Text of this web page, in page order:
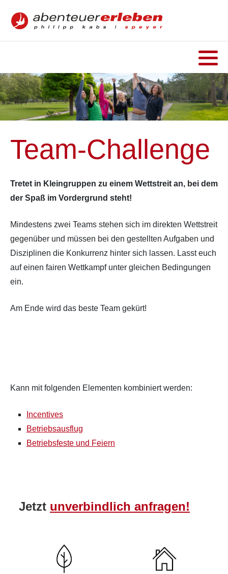
Team-Challenge
Tretet in Kleingruppen zu einem Wettstreit an, bei dem
der Spaß im Vordergrund steht!
Mindestens zwei Teams stehen sich im direkten Wettstreit
gegenüber und müssen bei den gestellten Aufgaben und
Disziplinen die Konkurrenz hinter sich lassen. Lasst euch
auf einen fairen Wettkampf unter gleichen Bedingungen
ein.
Am Ende wird das beste Team gekürt!
Kann mit folgenden Elementen kombiniert werden:
Incentives
Betriebsausflug
Betriebsfeste und Feiern
Jetzt unverbindlich anfragen!